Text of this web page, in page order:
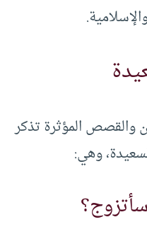
والقصص المؤثرة تذكر
وهي: